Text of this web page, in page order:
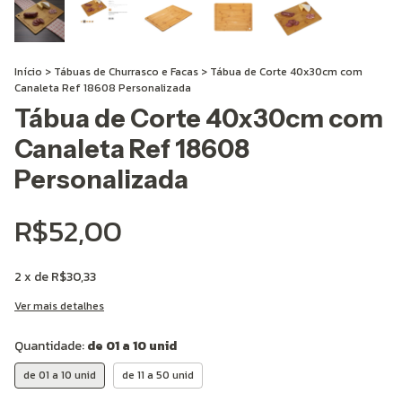
Início > Tábuas de Churrasco e Facas > Tábua de Corte 40x30cm com
Canaleta Ref 18608 Personalizada
Tábua de Corte 40x30cm com
Canaleta Ref 18608
Personalizada
R$52,00
2x deR$30,33
Ver mais detalhes
Quantidade:de 01 a 10 unid
de 01 a 10 unid de 11 a 50 unid